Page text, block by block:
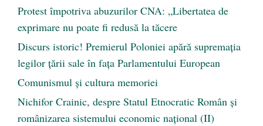
Protest împotriva abuzurilor CNA: „Libertatea de
exprimare nu poate fi redusă la tăcere
Discurs istoric! Premierul Poloniei apără supremația
legilor țării sale în fața Parlamentului European
Comunismul şi cultura memoriei
Nichifor Crainic, despre Statul Etnocratic Român şi
românizarea sistemului economic naţional (II)